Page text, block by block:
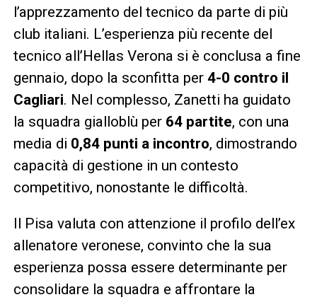
l’apprezzamento del tecnico da parte di più
club italiani. L’esperienza più recente del
tecnico all’Hellas Verona si è conclusa a fine
gennaio, dopo la sconfitta per 4-0 contro il
Cagliari. Nel complesso, Zanetti ha guidato
la squadra gialloblù per 64 partite, con una
media di 0,84 punti a incontro, dimostrando
capacità di gestione in un contesto
competitivo, nonostante le difficoltà.
Il Pisa valuta con attenzione il profilo dell’ex
allenatore veronese, convinto che la sua
esperienza possa essere determinante per
consolidare la squadra e affrontare la